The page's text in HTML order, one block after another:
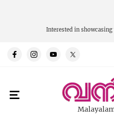
Interested in showcasing